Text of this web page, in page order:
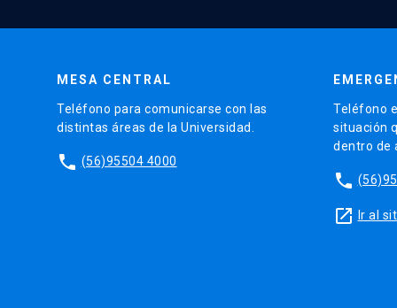
MESA CENTRAL
Teléfono para comunicarse con las
distintas áreas de la Universidad.
phone (56)95504 4000
Teléfono
situación
dentro de
phone
launch Ir al